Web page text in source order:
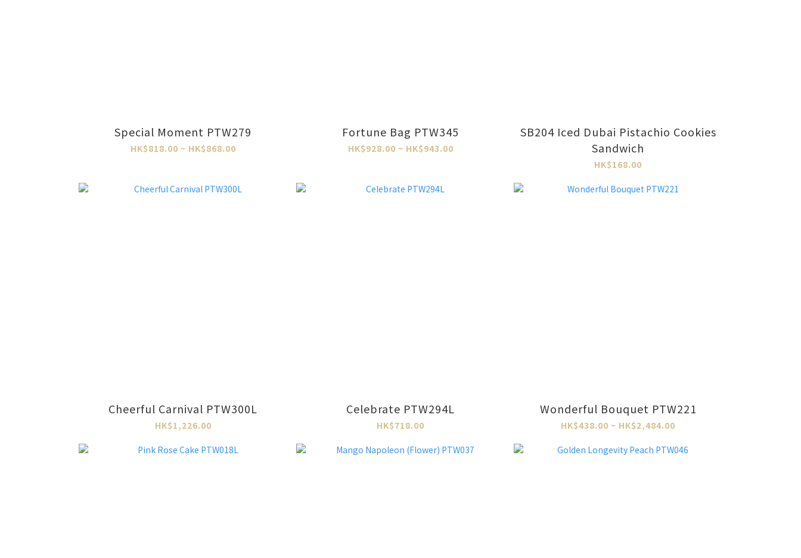
Special Moment PTW279
HK$818.00 ~ HK$868.00
Fortune Bag PTW345
HK$928.00 ~ HK$943.00
SB204 Iced Dubai Pistachio Cookies
Sandwich
HK$168.00
Cheerful Carnival PTW300L
HK$1,226.00
Celebrate PTW294L
HK$718.00
Wonderful Bouquet PTW221
HK$438.00 ~ HK$2,484.00